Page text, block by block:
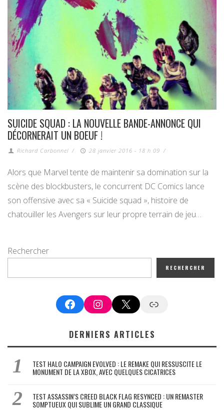
SUICIDE SQUAD : LA NOUVELLE BANDE-ANNONCE QUI
DÉCORNERAIT UN BOEUF !
Richard Carbonnel / 28 janvier 2016 - 18 h 09 /
Alors que Marvel tente de maintenir sa domination sur la
scène des blockbusters, le concurrent DC Comics lance
son offensive avec sa « Suicide squad », histoire de
chatouiller les Avengers sur leur propre terrain de jeu…
Rechercher
RECHERCHER
FacebookInstagram
X Google News
DERNIERS ARTICLES
TEST HALO CAMPAIGN EVOLVED : LE REMAKE QUI RESSUSCITE LE
MONUMENT DE LA XBOX, AVEC QUELQUES CICATRICES
TEST ASSASSIN’S CREED BLACK FLAG RESYNCED : UN REMASTER
SOMPTUEUX QUI SUBLIME UN GRAND CLASSIQUE